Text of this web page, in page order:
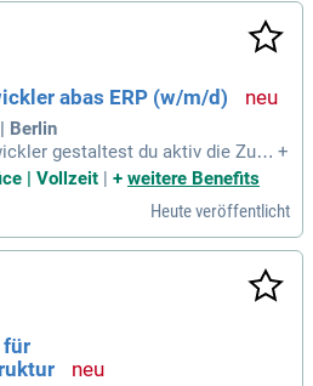
abas ERP (w/m/d)
Berlin
gestaltest du aktiv die Zuku
Deine Hauptaufgabe besteht in
unseres abas ERP-Sy
Geschäftsprozesse. Du entwicke
und setzt Anforderungen
mit ABAS-Cons
du den 2nd-Level-Support bei
von Fehlern im bestehenden Syst
oder ein Studium in In
ist Voraussetzung. Ber
in der ABAS-FO-Programmieru
+
| Vollzeit | + weitere Benefits
Heute veröffentlicht
für